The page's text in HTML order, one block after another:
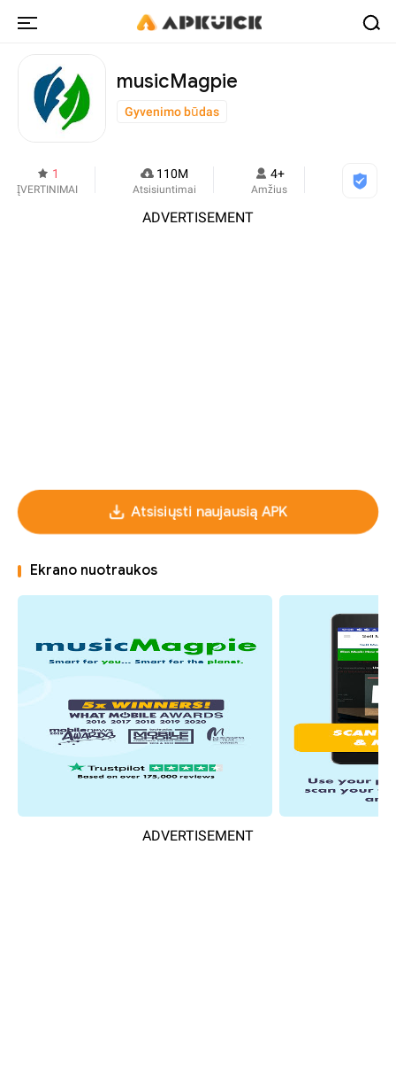
musicMagpie
Gyvenimo būdas
1
ĮVERTINIMAI
110M
Atsisiuntimai
4+
Amžius
ADVERTISEMENT
Atsisiųsti naujausią APK
Ekrano nuotraukos
ADVERTISEMENT